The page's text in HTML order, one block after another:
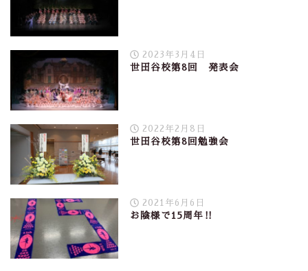
2023年3月4日
世田谷校第8回 発表会
2022年2月8日
世田谷校第8回勉強会
2021年6月6日
お陰様で15周年‼︎